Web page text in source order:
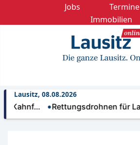
Jobs Termine
Immobilien
Lausitz, 08.08.2026
Rettungsdrohnen für